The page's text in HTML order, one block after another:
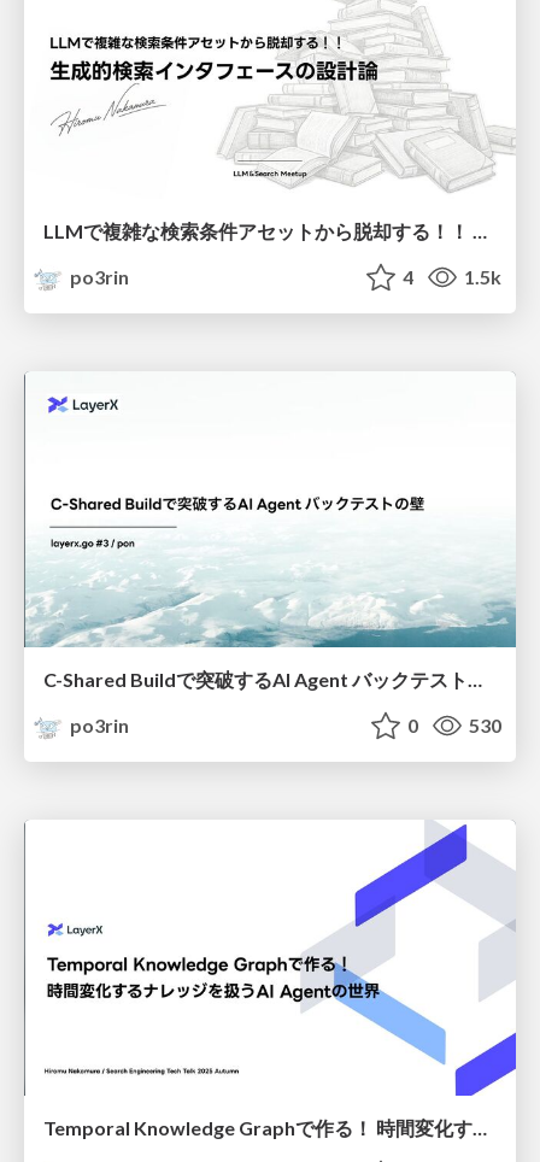
po3rin
4 1.5k
C-Shared Buildで突破するAI Agent バックテストの壁
po3rin
0 530
Temporal Knowledge Graphで作る！ 時間変化するナレッジを扱うAI Agentの世界